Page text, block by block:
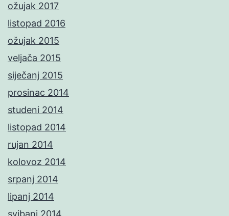
ožujak 2017
listopad 2016
ožujak 2015
veljača 2015
siječanj 2015
prosinac 2014
studeni 2014
listopad 2014
rujan 2014
kolovoz 2014
srpanj 2014
lipanj 2014